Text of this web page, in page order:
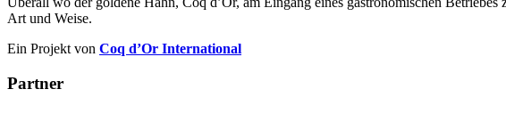
Art und Weise.
Ein Projekt von Coq d’Or International
Partner